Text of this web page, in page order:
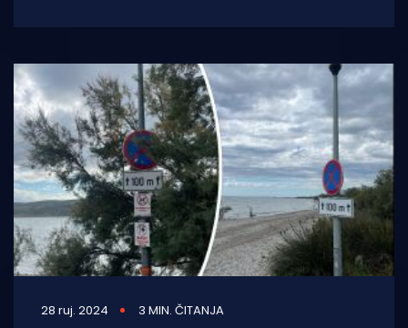
28 ruj. 2024 3 MIN. ČITANJA